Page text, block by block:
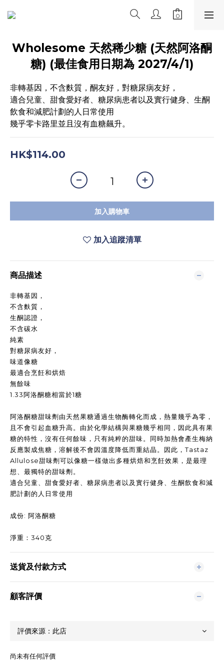
Wholesome 天然稀少糖 (天然阿洛酮
糖) (最佳食用日期為 2027/4/1)
非轉基因，不含麩質，酮友好，對糖尿病友好，
適合兒童、甜食愛好者、糖尿病患者以及實行健身、生酮
飲食和減肥計劃的人日常使用
幾乎零卡路里並且沒有血糖飆升。
HK$114.00
加入購物車
加入追蹤清單
商品描述
非轉基因，
不含麩質，
生酮認證，
不含碳水
純素
對糖尿病友好，
味道像糖
最適合烹飪和烘焙
無餘味
1.33阿洛酮糖相當於1糖
阿洛酮糖甜味劑由天然果糖通過生物酶轉化而成，熱量幾乎為零，
且不會引起血糖升高。由於化學結構與果糖幾乎相同，因此具有果
糖的特性，沒有任何餘味，只有純粹的甜味。同時加熱會產生梅納
反應製成焦糖，溶解後不會因溫度降低而重結晶。因此，Tastaz
Allulose甜味劑可以像糖一樣做出多種烘焙和烹飪效果，是最理
想、最獨特的甜味劑。
適合兒童、甜食愛好者、糖尿病患者以及實行健身、生酮飲食和減
肥計劃的人日常使用
成份: 阿洛酮糖
淨重：340克
送貨及付款方式
顧客評價
尚未有任何評價